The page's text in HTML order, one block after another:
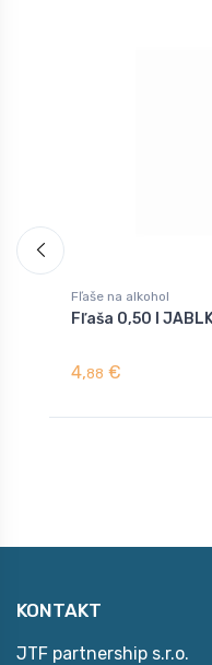
Fľaše na alkohol
Fľaša 0,50 l
4,88 €
KONTAKT
JTF partnership s.r.o.